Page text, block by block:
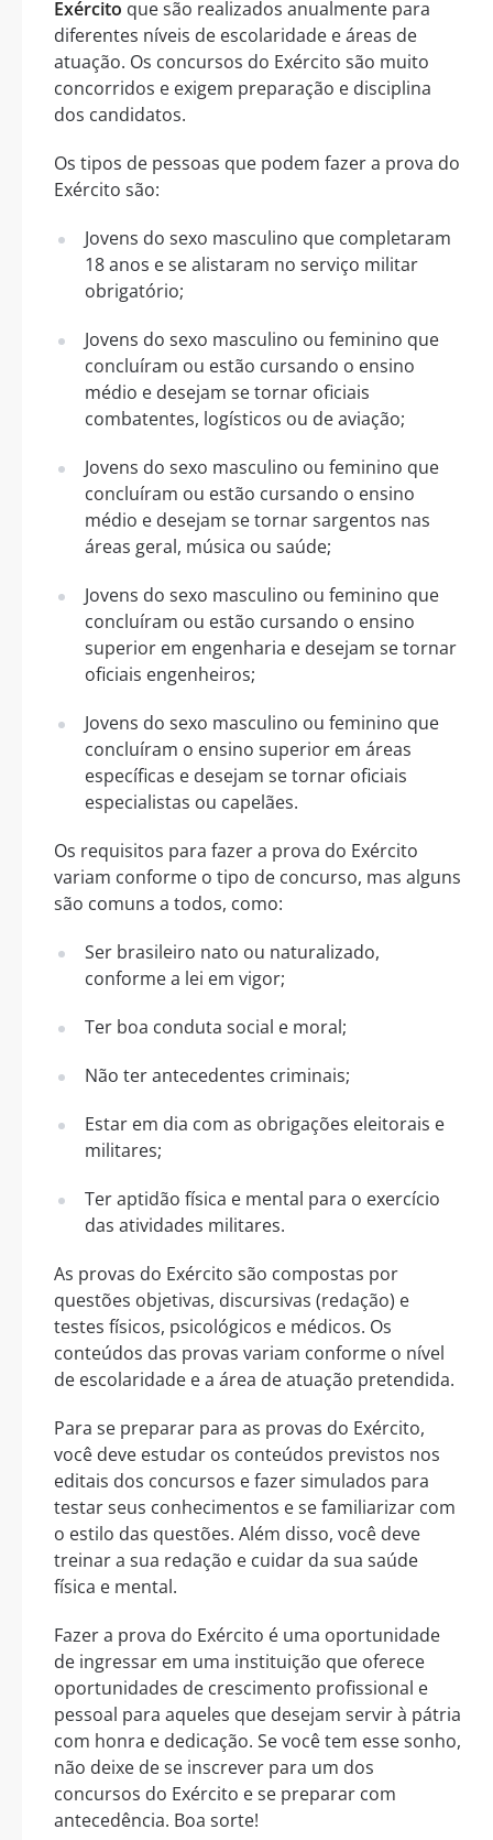
Exército que são realizados anualmente para
diferentes níveis de escolaridade e áreas de
atuação. Os concursos do Exército são muito
concorridos e exigem preparação e disciplina
dos candidatos.
Os tipos de pessoas que podem fazer a prova do
Exército são:
Jovens do sexo masculino que completaram
18 anos e se alistaram no serviço militar
obrigatório;
Jovens do sexo masculino ou feminino que
concluíram ou estão cursando o ensino
médio e desejam se tornar oficiais
combatentes, logísticos ou de aviação;
Jovens do sexo masculino ou feminino que
concluíram ou estão cursando o ensino
médio e desejam se tornar sargentos nas
áreas geral, música ou saúde;
Jovens do sexo masculino ou feminino que
concluíram ou estão cursando o ensino
superior em engenharia e desejam se tornar
oficiais engenheiros;
Jovens do sexo masculino ou feminino que
concluíram o ensino superior em áreas
específicas e desejam se tornar oficiais
especialistas ou capelães.
Os requisitos para fazer a prova do Exército
variam conforme o tipo de concurso, mas alguns
são comuns a todos, como:
Ser brasileiro nato ou naturalizado,
conforme a lei em vigor;
Ter boa conduta social e moral;
Não ter antecedentes criminais;
Estar em dia com as obrigações eleitorais e
militares;
Ter aptidão física e mental para o exercício
das atividades militares.
As provas do Exército são compostas por
questões objetivas, discursivas (redação) e
testes físicos, psicológicos e médicos. Os
conteúdos das provas variam conforme o nível
de escolaridade e a área de atuação pretendida.
Para se preparar para as provas do Exército,
você deve estudar os conteúdos previstos nos
editais dos concursos e fazer simulados para
testar seus conhecimentos e se familiarizar com
o estilo das questões. Além disso, você deve
treinar a sua redação e cuidar da sua saúde
física e mental.
Fazer a prova do Exército é uma oportunidade
de ingressar em uma instituição que oferece
oportunidades de crescimento profissional e
pessoal para aqueles que desejam servir à pátria
com honra e dedicação. Se você tem esse sonho,
não deixe de se inscrever para um dos
concursos do Exército e se preparar com
antecedência. Boa sorte!